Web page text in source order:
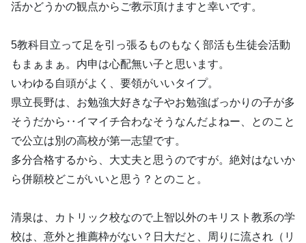
活かどうかの観点からご教示頂けますと幸いです。
5教科目立って足を引っ張るものもなく部活も生徒会活動
もまぁまぁ。内申は心配無い子と思います。
いわゆる自頭がよく、要領がいいタイプ。
県立長野は、お勉強大好きな子やお勉強ばっかりの子が多
そうだから‥イマイチ合わなそうなんだよねー、とのこと
で公立は別の高校が第一志望です。
多分合格するから、大丈夫と思うのですが。絶対はないか
ら併願校どこがいいと思う？とのこと。
清泉は、カトリック校なので上智以外のキリスト教系の学
校は、意外と推薦枠がない？日大だと、周りに流され（リ